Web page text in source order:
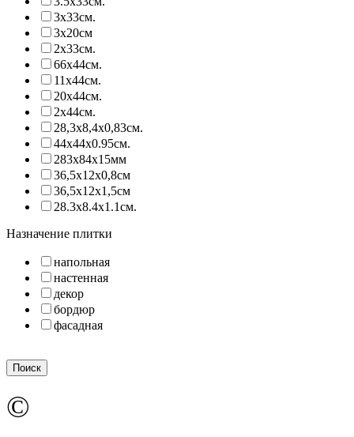
3х33см.
3х20см
2х33см.
66х44см.
11х44см.
20х44см.
2х44см.
28,3х8,4х0,83см.
44х44х0.95см.
283х84х15мм
36,5х12х0,8см
36,5х12х1,5см
28.3х8.4х1.1см.
Назначение плитки
напольная
настенная
декор
бордюр
фасадная
©